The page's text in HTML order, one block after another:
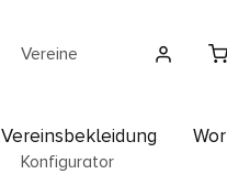
Vereine
Konfigurator
Vereinsbekleidung